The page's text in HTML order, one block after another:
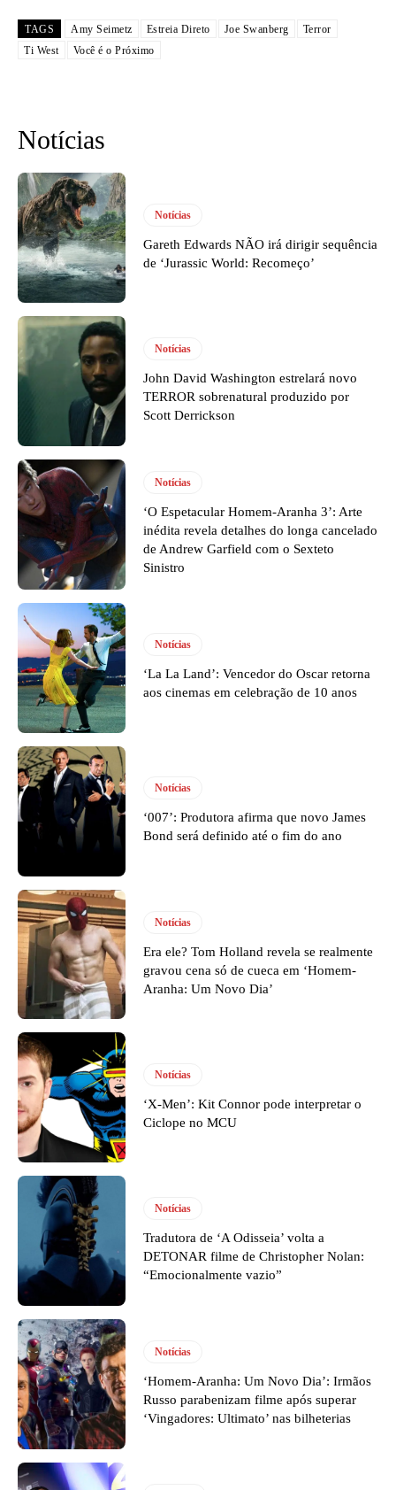
TAGS Amy Seimetz Estreia Direto Joe Swanberg
Terror
Ti West
Você é o Próximo
Notícias
Notícias
Gareth Edwards NÃO irá dirigir sequência
de ‘Jurassic World: Recomeço’
Notícias
John David Washington estrelará novo
TERROR sobrenatural produzido por
Scott Derrickson
Notícias
‘O Espetacular Homem-Aranha 3’: Arte
inédita revela detalhes do longa cancelado
de Andrew Garfield com o Sexteto
Sinistro
Notícias
‘La La Land’: Vencedor do Oscar retorna
aos cinemas em celebração de 10 anos
Notícias
‘007’: Produtora afirma que novo James
Bond será definido até o fim do ano
Notícias
Era ele? Tom Holland revela se realmente
gravou cena só de cueca em ‘Homem-
Aranha: Um Novo Dia’
Notícias
‘X-Men’: Kit Connor pode interpretar o
Ciclope no MCU
Notícias
Tradutora de ‘A Odisseia’ volta a
DETONAR filme de Christopher Nolan:
“Emocionalmente vazio”
Notícias
‘Homem-Aranha: Um Novo Dia’: Irmãos
Russo parabenizam filme após superar
‘Vingadores: Ultimato’ nas bilheterias